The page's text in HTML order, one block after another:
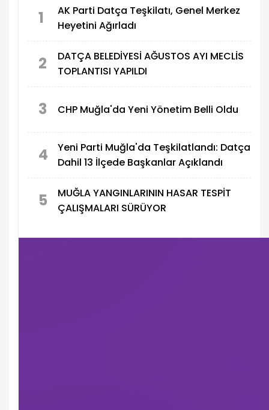
1
AK Parti Datça Teşkilatı, Genel Merkez
Heyetini Ağırladı
2
DATÇA BELEDİYESİ AĞUSTOS AYI MECLİS
TOPLANTISI YAPILDI
3 CHP Muğla'da Yeni Yönetim Belli Oldu
4
Yeni Parti Muğla'da Teşkilatlandı: Datça
Dahil 13 İlçede Başkanlar Açıklandı
5
MUĞLA YANGINLARININ HASAR TESPİT
ÇALIŞMALARI SÜRÜYOR